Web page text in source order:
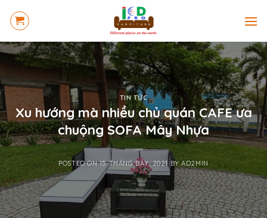
TIN TỨC
Xu hướng mà nhiều chủ quán CAFE ưa
chuộng SOFA Mây Nhựa
POSTED ON15 THÁNG BẢY, 2021BYAD2MIN